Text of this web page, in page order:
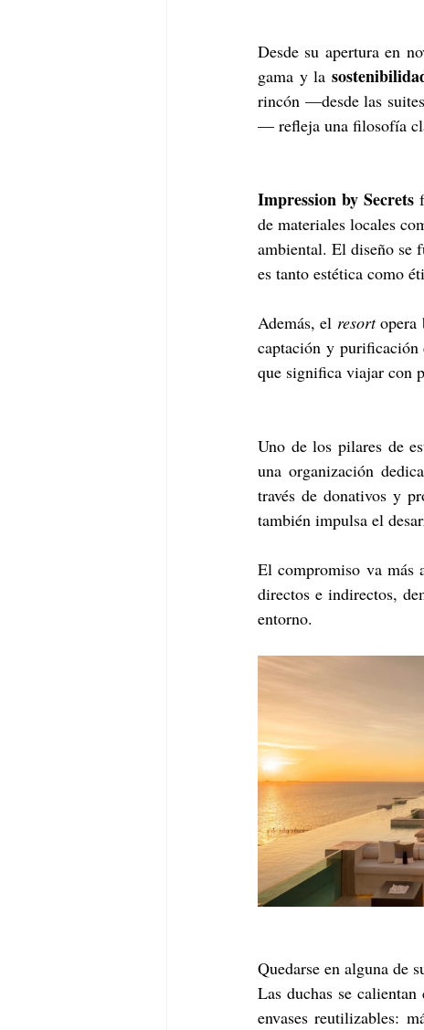
Desde su apertura en
gama y la
rincón —desde las
— refleja una filosofía
Impression by Secrets
de materiales locales
ambiental. El diseño se
es tanto estética como
Además, el resort opera
captación y
que significa viajar con
Uno de los pilares de
una organización
través de donativos y
también impulsa el
El compromiso va más
directos e indirectos,
entorno.
Quedarse en alguna de
Las duchas se
envases reutilizables: